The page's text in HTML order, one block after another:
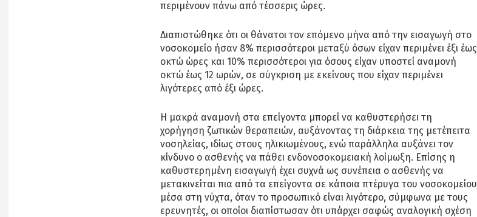
περιμένουν πάνω από τέσσερις ώρες.
Διαπιστώθηκε ότι οι θάνατοι τον επόμενο μήνα από την εισαγωγή στο
νοσοκομείο ήσαν 8% περισσότεροι μεταξύ όσων είχαν περιμένει έξι έως
οκτώ ώρες και 10% περισσότεροι για όσους είχαν υποστεί αναμονή
οκτώ έως 12 ωρών, σε σύγκριση με εκείνους που είχαν περιμένει
λιγότερες από έξι ώρες.
Η μακρά αναμονή στα επείγοντα μπορεί να καθυστερήσει τη
χορήγηση ζωτικών θεραπειών, αυξάνοντας τη διάρκεια της μετέπειτα
νοσηλείας, ιδίως στους ηλικιωμένους, ενώ παράλληλα αυξάνει τον
κίνδυνο ο ασθενής να πάθει ενδονοσοκομειακή λοίμωξη. Επίσης η
καθυστερημένη εισαγωγή έχει συχνά ως συνέπεια ο ασθενής να
μετακινείται πια από τα επείγοντα σε κάποια πτέρυγα του νοσοκομείου
μέσα στη νύχτα, όταν το προσωπικό είναι λιγότερο, σύμφωνα με τους
ερευνητές, οι οποίοι διαπίστωσαν ότι υπάρχει σαφώς αναλογική σχέση